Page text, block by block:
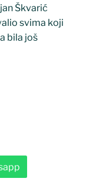
Škvarić
svima koji
bila još